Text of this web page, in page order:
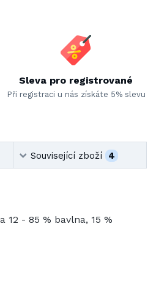
Sleva pro registrované
Při registraci u nás získáte 5% slevu
Související zboží 4
12 - 85 % bavlna, 15 %